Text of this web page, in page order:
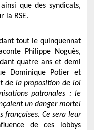
que des syndicats,
la RSE.
tout le quinquennat
Philippe Noguès,
quatre ans et demi
Dominique Potier et
de la proposition de loi
patronales : le
un danger mortel
françaises. Ce sera leur
de ces lobbys